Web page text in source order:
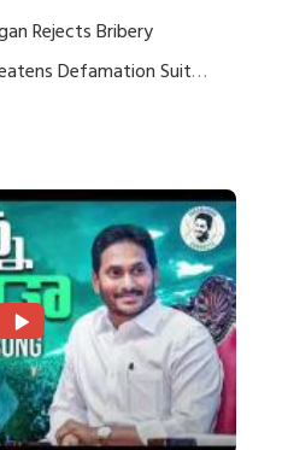
Rejects Bribery
Defamation Suit